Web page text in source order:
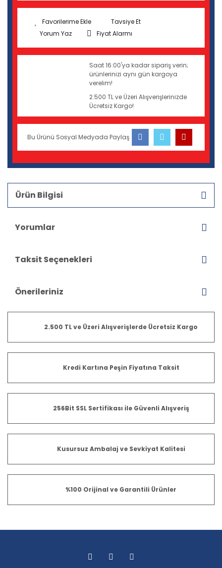
Tavsiye Et
Yorum Yaz
Fiyat Alarmı
Saat 16:00'ya kadar sipariş verin;
ürünlerinizi aynı gün kargoya
verelim!
2.500 TL ve Üzeri Alışverişlerinizde
Ücretsiz Kargo!
Bu Ürünü Sosyal Medyada Paylaş
Ürün Bilgisi
Yorumlar
Taksit Seçenekleri
Önerileriniz
2.500 TL ve Üzeri Alışverişlerde Ücretsiz Kargo
Kredi Kartına Peşin Fiyatına Taksit
256Bit SSL Sertifikası ile Güvenli Alışveriş
Kusursuz Ambalaj ve Sevkiyat Kalitesi
%100 Orijinal ve Garantili Ürünler